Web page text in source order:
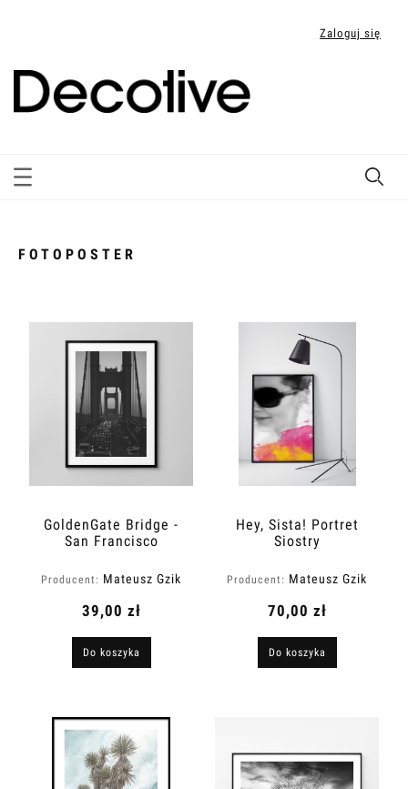
Zaloguj się
FOTOPOSTER
GoldenGate Bridge -
San Francisco
Producent: Mateusz Gzik
39,00 zł
Do koszyka
Hey, Sista! Portret
Siostry
Producent: Mateusz Gzik
70,00 zł
Do koszyka